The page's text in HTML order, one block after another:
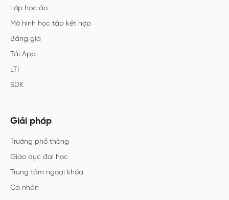
Lớp học ảo
Mô hình học tập kết hợp
Bảng giá
Tải App
LTI
SDK
Giải pháp
Trường phổ thông
Giáo dục đại học
Trung tâm ngoại khóa
Cá nhân